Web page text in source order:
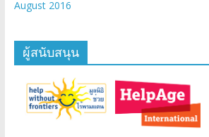
August 2016
ผู้สนับสนุน